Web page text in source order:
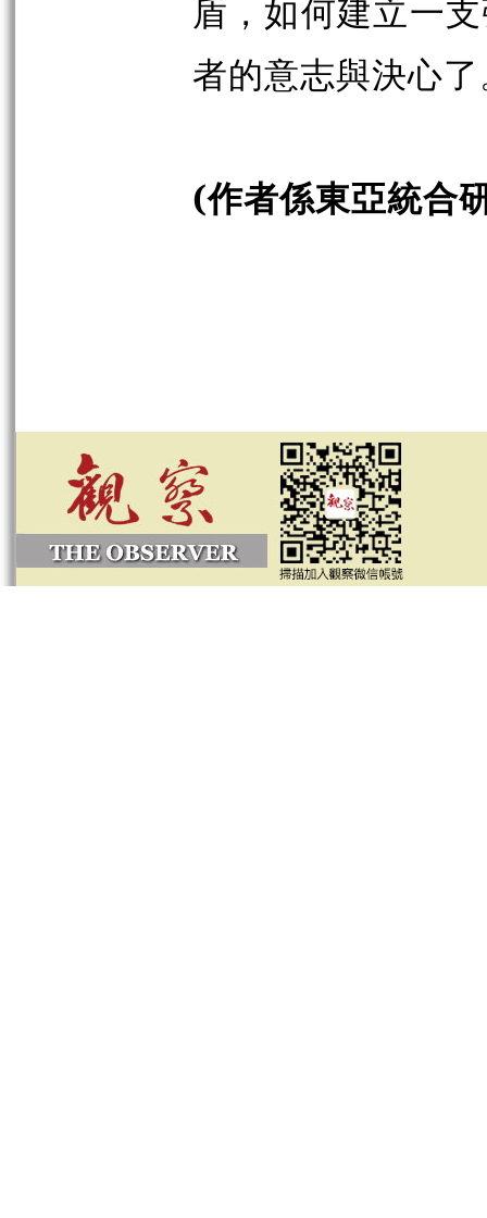
盾，如何建立一
者的意志與決心
(作者係東亞統合